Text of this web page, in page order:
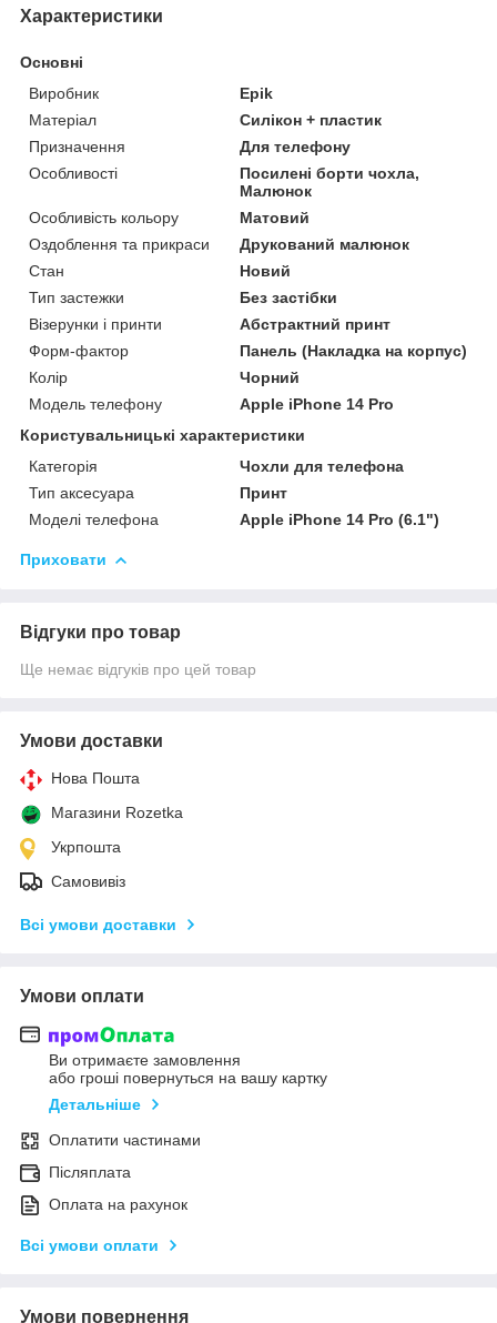
Характеристики
Основні
Виробник
Epik
Матеріал
Силікон + пластик
Призначення
Для телефону
Особливості
Посилені борти чохла,
Малюнок
Особливість кольору
Матовий
Оздоблення та прикраси
Друкований малюнок
Стан
Новий
Тип застежки
Без застібки
Візерунки і принти
Абстрактний принт
Форм-фактор
Панель (Накладка на корпус)
Колір
Чорний
Модель телефону
Apple iPhone 14 Pro
Користувальницькі характеристики
Категорія
Чохли для телефона
Тип аксесуара
Принт
Моделі телефона
Apple iPhone 14 Pro (6.1")
Приховати
Відгуки про товар
Ще немає відгуків про цей товар
Умови доставки
Нова Пошта
Магазини Rozetka
Укрпошта
Самовивіз
Всі умови доставки
Умови оплати
Ви отримаєте замовлення
або гроші повернуться на вашу картку
Детальніше
Оплатити частинами
Післяплата
Оплата на рахунок
Всі умови оплати
Умови повернення